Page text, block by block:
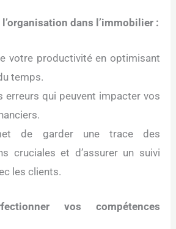
dans l’immobilier :
votre productivité en optimisant
temps.
erreurs qui peuvent impacter vos
de garder une trace des
cruciales et d’assurer un suivi
les clients.
vos compétences